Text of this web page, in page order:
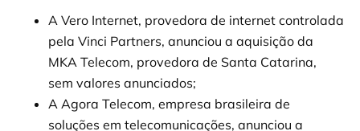
A Vero Internet, provedora de internet controlada
pela Vinci Partners, anunciou a aquisição da
MKA Telecom, provedora de Santa Catarina,
sem valores anunciados;
A Agora Telecom, empresa brasileira de
soluções em telecomunicações, anunciou a